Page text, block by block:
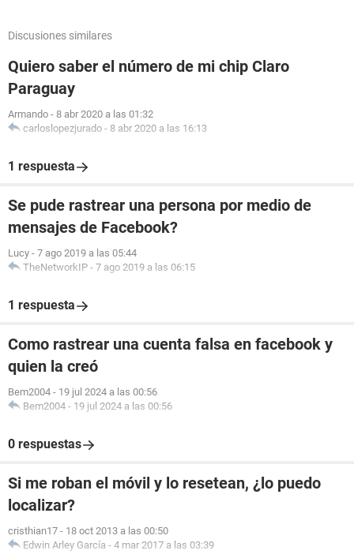
Discusiones similares
Quiero saber el número de mi chip Claro
Paraguay
Armando - 8 abr 2020 a las 01:32
carloslopezjurado - 8 abr 2020 a las 16:13
1 respuesta
Se pude rastrear una persona por medio de
mensajes de Facebook?
Lucy - 7 ago 2019 a las 05:44
TheNetworkIP - 7 ago 2019 a las 06:15
1 respuesta
Como rastrear una cuenta falsa en facebook y
quien la creó
Bem2004 - 19 jul 2024 a las 00:56
Bem2004 - 19 jul 2024 a las 00:56
0 respuestas
Si me roban el móvil y lo resetean, ¿lo puedo
localizar?
cristhian17 - 18 oct 2013 a las 00:50
Edwin Arley García - 4 mar 2017 a las 03:39